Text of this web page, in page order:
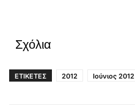
Σχόλια
ΕΤΙΚΕΤΕΣ 2012 Ιούνιος 2012